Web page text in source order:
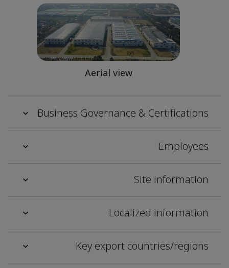
Aerial view
Business Governance & Certifications
Employees
Site information
Localized information
Key export countries/regions